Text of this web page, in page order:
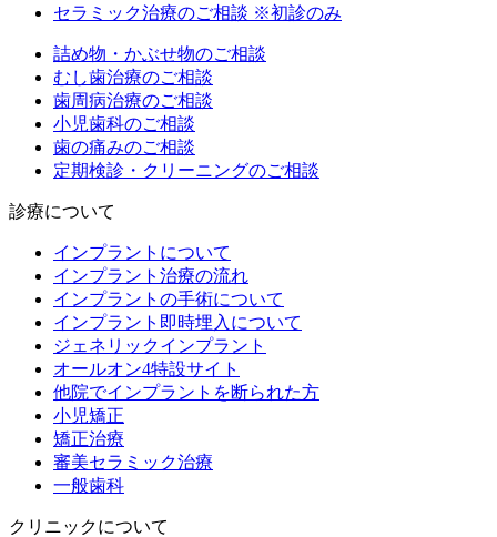
セラミック治療のご相談 ※初診のみ
詰め物・かぶせ物のご相談
むし歯治療のご相談
歯周病治療のご相談
小児歯科のご相談
歯の痛みのご相談
定期検診・クリーニングのご相談
診療について
インプラントについて
インプラント治療の流れ
インプラントの手術について
インプラント即時埋入について
ジェネリックインプラント
オールオン4特設サイト
他院でインプラントを断られた方
小児矯正
矯正治療
審美セラミック治療
一般歯科
クリニックについて